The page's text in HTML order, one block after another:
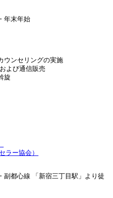
年末年始
ウンセリングの実施
よび通信販売
旋
ラー協会）
副都心線 「新宿三丁目駅」より徒